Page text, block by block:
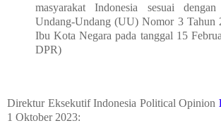
masyarakat Indonesia sesuai dengan
Undang-Undang (UU) Nomor 3 Tahun
Ibu Kota Negara pada tanggal 15
DPR)
Direktur Eksekutif Indonesia Political Opinion
1 Oktober 2023: